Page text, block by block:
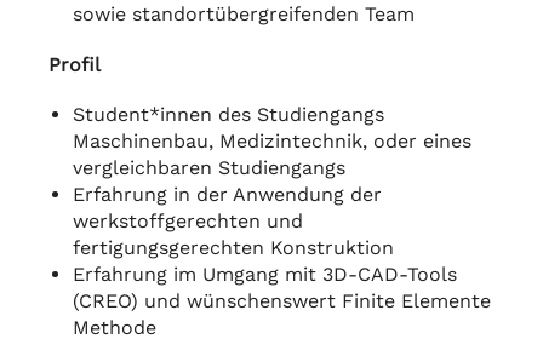
sowie standortübergreifenden Team
Profil
Student*innen des Studiengangs
Maschinenbau, Medizintechnik, oder eines
vergleichbaren Studiengangs
Erfahrung in der Anwendung der
werkstoffgerechten und
fertigungsgerechten Konstruktion
Erfahrung im Umgang mit 3D-CAD-Tools
(CREO) und wünschenswert Finite Elemente
Methode